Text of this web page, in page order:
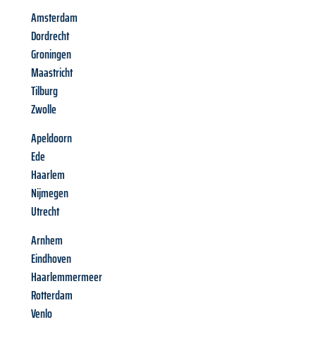
Amsterdam
Dordrecht
Groningen
Maastricht
Tilburg
Zwolle
Apeldoorn
Ede
Haarlem
Nijmegen
Utrecht
Arnhem
Eindhoven
Haarlemmermeer
Rotterdam
Venlo